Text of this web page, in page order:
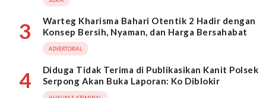
3
Warteg Kharisma Bahari Otentik 2 Hadir dengan
Konsep Bersih, Nyaman, dan Harga Bersahabat
ADVERTORIAL
4
Diduga Tidak Terima di Publikasikan Kanit Polsek
Serpong Akan Buka Laporan: Ko Diblokir